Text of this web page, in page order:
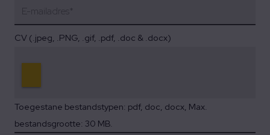
E-mailadres *
CV (.jpeg, .PNG, .gif, .pdf, .doc & .docx)
Toegestane bestandstypen: pdf, doc, docx, Max.
bestandsgrootte: 30 MB.